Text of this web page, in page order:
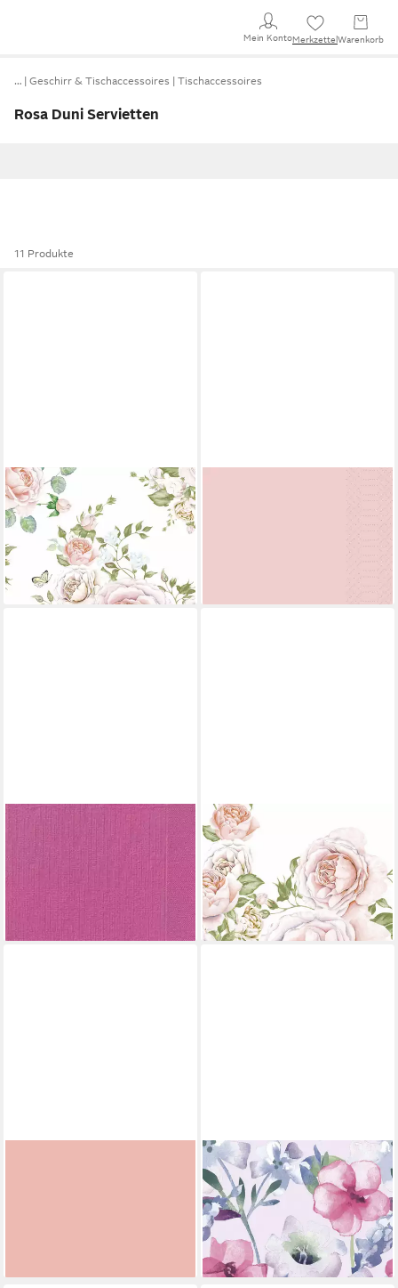
Mein KontoMerkzettel Warenkorb
… Geschirr & Tischaccessoires Tischaccessoires
Rosa Duni Servietten
11 Produkte
DUNI
Papierserviette Duni
Servietten Rosen 33 x 33 cm
- 20er Pack
ab 3,44 €
lieferbar - in 3-4 Werktagen bei dir
lieferbar - in 2-3 Werktagen bei dir
DUNI
Papierserviette
14,23 €
(0,28 €/ 1 Stk)
lieferbar - in 2-3 Werktagen bei dir
DUNI
Papierserviette Duni
Servietten Rose Glory 24 x
24 cm - 20er Pack
2,94 €
lieferbar - in 3-4 Werktagen bei dir
DUNI
Papierserviette Duni
Servietten Everbloom 24 x 24
cm - 20er Pack
2,94 €
lieferbar - in 3-4 Werktagen bei dir